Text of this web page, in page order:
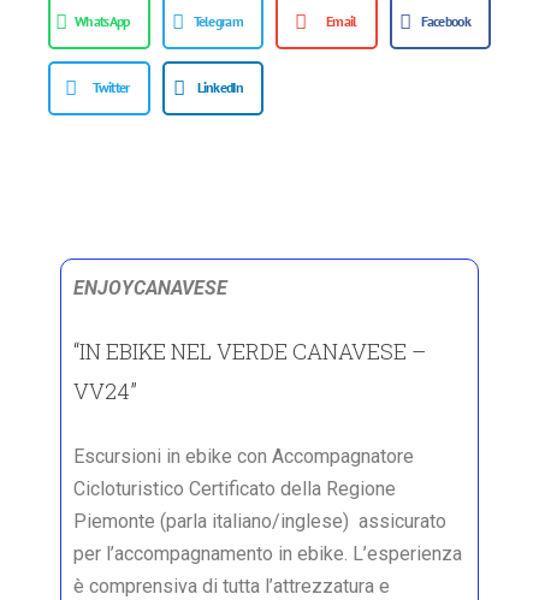
WhatsApp Telegram Email Facebook
Twitter LinkedIn
ENJOYCANAVESE
“IN EBIKE NEL VERDE CANAVESE –
VV24”
Escursioni in ebike con Accompagnatore
Cicloturistico Certificato della Regione
Piemonte (parla italiano/inglese) assicurato
per l’accompagnamento in ebike. L’esperienza
è comprensiva di tutta l’attrezzatura e